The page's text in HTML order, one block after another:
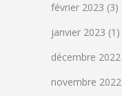
février 2023 (3)
janvier 2023 (1)
décembre 2022
novembre 2022